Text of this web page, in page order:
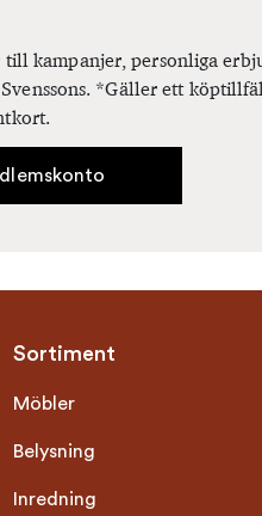
kampanjer, personliga
*Gäller ett
Sortiment
Möbler
Belysning
Inredning